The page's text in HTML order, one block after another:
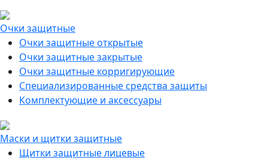
Очки защитные
Очки защитные открытые
Очки защитные закрытые
Очки защитные корригирующие
Специализированные средства защиты
Комплектующие и аксессуары
Маски и щитки защитные
Щитки защитные лицевые